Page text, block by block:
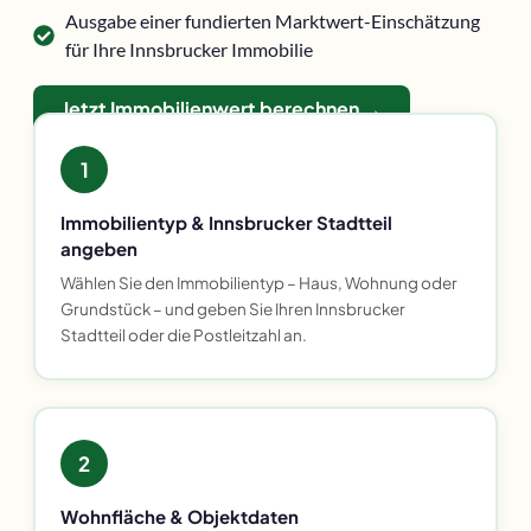
Ausgabe einer fundierten Marktwert-Einschätzung
für Ihre Innsbrucker Immobilie
Jetzt Immobilienwert berechnen →
1
Immobilientyp & Innsbrucker Stadtteil
angeben
Wählen Sie den Immobilientyp – Haus, Wohnung oder
Grundstück – und geben Sie Ihren Innsbrucker
Stadtteil oder die Postleitzahl an.
2
Wohnfläche & Objektdaten